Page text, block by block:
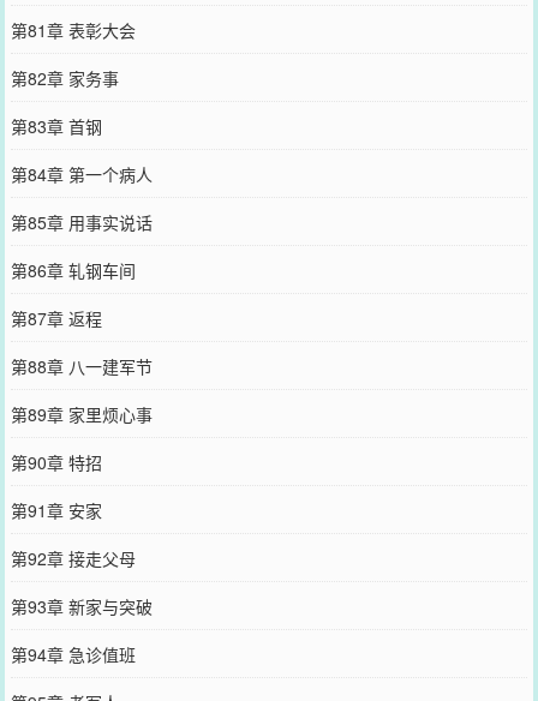
第81章 表彰大会
第82章 家务事
第83章 首钢
第84章 第一个病人
第85章 用事实说话
第86章 轧钢车间
第87章 返程
第88章 八一建军节
第89章 家里烦心事
第90章 特招
第91章 安家
第92章 接走父母
第93章 新家与突破
第94章 急诊值班